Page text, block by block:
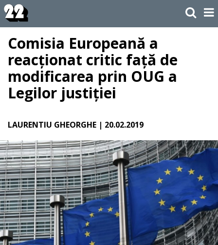
Comisia Europeană a
reacționat critic față de
modificarea prin OUG a
Legilor justiției
LAURENTIU GHEORGHE | 20.02.2019